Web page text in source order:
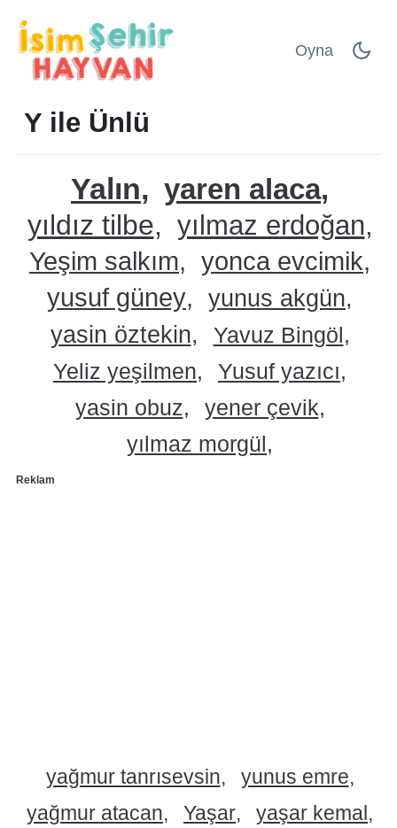
Oyna
Y ile Ünlü
Yalın yaren alaca
yıldız tilbe yılmaz erdoğan
Yeşim salkım
yonca evcimik
yusuf güney
yunus akgün
yasin öztekin
Yavuz Bingöl
Yeliz yeşilmen
Yusuf yazıcı
yasin obuz
yener çevik
yılmaz morgül
Reklam
yağmur tanrısevsin
yunus emre
yağmur atacan
Yaşar
yaşar kemal